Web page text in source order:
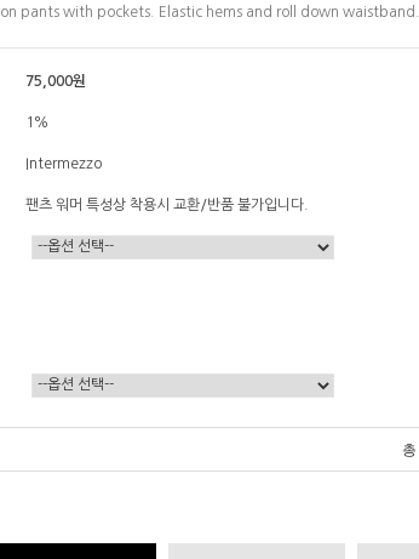
pants with pockets. Elastic hems and roll down waistband.
75,000원
1%
Intermezzo
팬츠 워머 특성상 착용시 교환/반품 불가입니다.